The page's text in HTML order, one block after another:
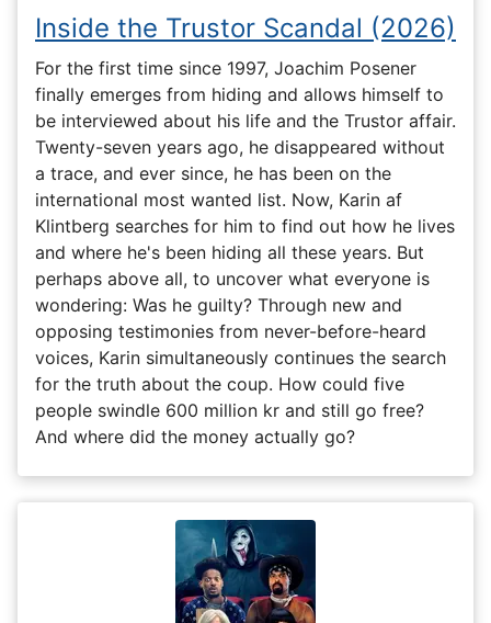
Inside the Trustor Scandal (2026)
For the first time since 1997, Joachim Posener
finally emerges from hiding and allows himself to
be interviewed about his life and the Trustor affair.
Twenty-seven years ago, he disappeared without
a trace, and ever since, he has been on the
international most wanted list. Now, Karin af
Klintberg searches for him to find out how he lives
and where he's been hiding all these years. But
perhaps above all, to uncover what everyone is
wondering: Was he guilty? Through new and
opposing testimonies from never-before-heard
voices, Karin simultaneously continues the search
for the truth about the coup. How could five
people swindle 600 million kr and still go free?
And where did the money actually go?